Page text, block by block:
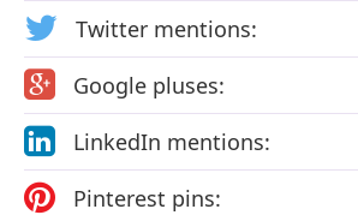
Twitter mentions:
Google pluses:
LinkedIn mentions:
Pinterest pins: